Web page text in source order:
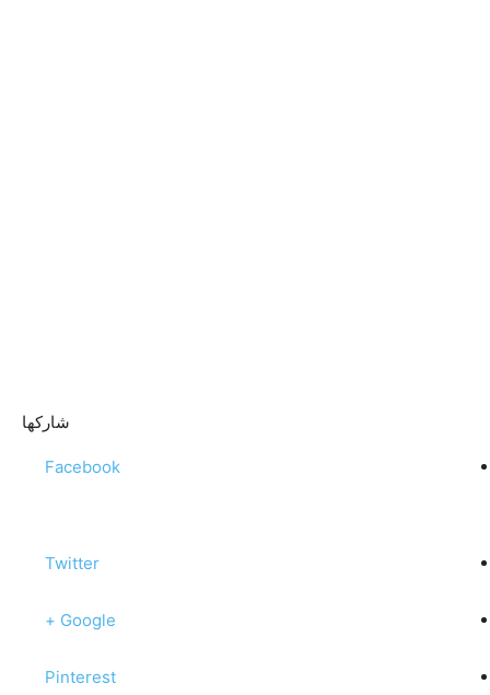
شاركها
Facebook
Twitter
Google +
Pinterest